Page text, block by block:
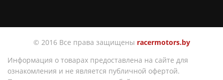
© 2016 Все права защищены racermotors.by
Информация о товарах предоставлена на сайте для
ознакомления и не является публичной офертой.